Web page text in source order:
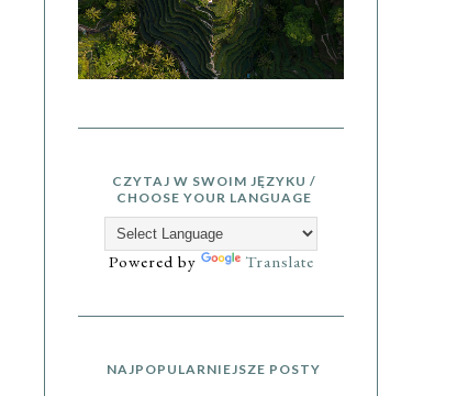
CZYTAJ W SWOIM JĘZYKU /
CHOOSE YOUR LANGUAGE
Powered by Translate
NAJPOPULARNIEJSZE POSTY